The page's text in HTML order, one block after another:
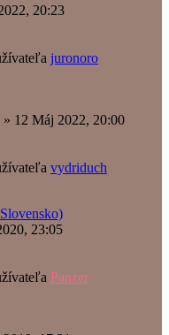
20:23
juronoro
» 12 Máj 2022, 20:00
vydriduch
23:05
Panzer